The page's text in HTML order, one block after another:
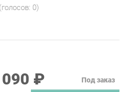
₽
ЗАКАЗАТЬ